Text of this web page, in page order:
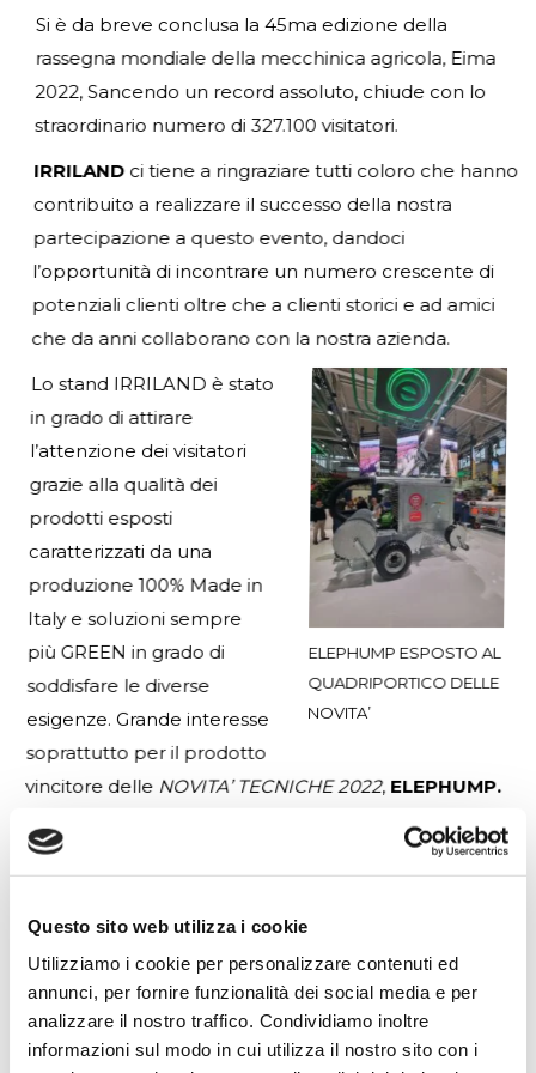
Questo sito web utilizza i cookie
Utilizziamo i cookie per personalizzare contenuti ed
annunci, per fornire funzionalità dei social media e per
analizzare il nostro traffico. Condividiamo inoltre
informazioni sul modo in cui utilizza il nostro sito con i
Si è da breve conclusa la 45ma edizione della
rassegna mondiale della mecchinica agricola, Eima
2022, Sancendo un record assoluto, chiude con lo
straordinario numero di 327.100 visitatori.
IRRILANDci tiene a ringraziare tutti coloro che hanno
contribuito a realizzare il successo della nostra
partecipazione a questo evento, dandoci
l’opportunità di incontrare un numero crescente di
potenziali clienti oltre che a clienti storici e ad amici
che da anni collaborano con la nostra azienda.
ELEPHUMP ESPOSTO AL
QUADRIPORTICO DELLE
NOVITA’
Lo stand IRRILAND è stato
in grado di attirare
l’attenzione dei visitatori
grazie alla qualità dei
prodotti esposti
caratterizzati da una
produzione 100% Made in
Italy e soluzioni sempre
più GREEN in grado di
soddisfare le diverse
esigenze. Grande interesse
soprattutto per il prodotto
vincitore delle NOVITA’ TECNICHE 2022, ELEPHUMP.
Sono stati giorni di intensa attività e coinvolgimento,
valore nettamente professionale.
La fiera ha rappresentato per noi un momento di
grande successo in cui abbiamo avuto la possibilità di
mostrare le potenzialità ed i punti di forza dei nostri